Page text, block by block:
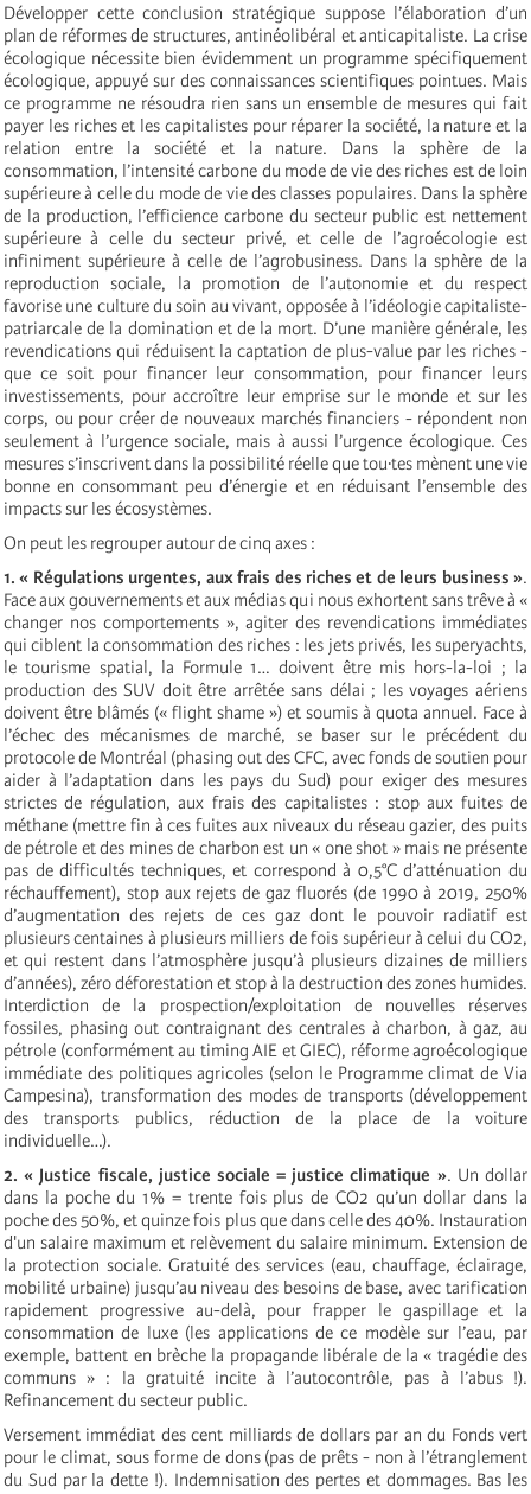
Développer cette conclusion stratégique suppose l’élaboration d’un
plan de réformes de structures, antinéolibéral et anticapitaliste. La crise
écologique nécessite bien évidemment un programme spécifiquement
écologique, appuyé sur des connaissances scientifiques pointues. Mais
ce programme ne résoudra rien sans un ensemble de mesures qui fait
payer les riches et les capitalistes pour réparer la société, la nature et la
relation entre la société et la nature. Dans la sphère de la
consommation, l’intensité carbone du mode de vie des riches est de loin
supérieure à celle du mode de vie des classes populaires. Dans la sphère
de la production, l’efficience carbone du secteur public est nettement
supérieure à celle du secteur privé, et celle de l’agroécologie est
infiniment supérieure à celle de l’agrobusiness. Dans la sphère de la
reproduction sociale, la promotion de l’autonomie et du respect
favorise une culture du soin au vivant, opposée à l’idéologie capitaliste-
patriarcale de la domination et de la mort. D’une manière générale, les
revendications qui réduisent la captation de plus-value par les riches -
que ce soit pour financer leur consommation, pour financer leurs
investissements, pour accroître leur emprise sur le monde et sur les
corps, ou pour créer de nouveaux marchés financiers - répondent non
seulement à l’urgence sociale, mais à aussi l’urgence écologique. Ces
mesures s’inscrivent dans la possibilité réelle que tou·tes mènent une vie
bonne en consommant peu d’énergie et en réduisant l’ensemble des
impacts sur les écosystèmes.
On peut les regrouper autour de cinq axes :
1. « Régulations urgentes, aux frais des riches et de leurs business ».
Face aux gouvernements et aux médias qui nous exhortent sans trêve à «
changer nos comportements », agiter des revendications immédiates
qui ciblent la consommation des riches : les jets privés, les superyachts,
le tourisme spatial, la Formule 1… doivent être mis hors-la-loi ; la
production des SUV doit être arrêtée sans délai ; les voyages aériens
doivent être blâmés (« flight shame ») et soumis à quota annuel. Face à
l’échec des mécanismes de marché, se baser sur le précédent du
protocole de Montréal (phasing out des CFC, avec fonds de soutien pour
aider à l’adaptation dans les pays du Sud) pour exiger des mesures
strictes de régulation, aux frais des capitalistes : stop aux fuites de
méthane (mettre fin à ces fuites aux niveaux du réseau gazier, des puits
de pétrole et des mines de charbon est un « one shot » mais ne présente
pas de difficultés techniques, et correspond à 0,5°C d’atténuation du
réchauffement), stop aux rejets de gaz fluorés (de 1990 à 2019, 250%
d’augmentation des rejets de ces gaz dont le pouvoir radiatif est
plusieurs centaines à plusieurs milliers de fois supérieur à celui du CO2,
et qui restent dans l’atmosphère jusqu’à plusieurs dizaines de milliers
d’années), zéro déforestation etstop à la destruction des zones humides.
Interdiction de la prospection/exploitation de nouvelles réserves
fossiles, phasing out contraignant des centrales à charbon, à gaz, au
pétrole (conformément au timing AIE et GIEC), réforme agroécologique
immédiate des politiques agricoles (selon le Programme climat de Via
Campesina), transformation des modes de transports (développement
des transports publics, réduction de la place de la voiture
individuelle…).
2. « Justice fiscale, justice sociale = justice climatique ». Un dollar
dans la poche du 1% = trente fois plus de CO2 qu’un dollar dans la
poche des 50%, et quinze fois plus que dans celle des 40%. Instauration
d'un salaire maximum et relèvement du salaire minimum. Extension de
la protection sociale. Gratuité des services (eau, chauffage, éclairage,
mobilité urbaine) jusqu’au niveau des besoins de base, avec tarification
rapidement progressive au-delà, pour frapper le gaspillage et la
consommation de luxe (les applications de ce modèle sur l’eau, par
exemple, battent en brèche la propagande libérale de la « tragédie des
communs » : la gratuité incite à l’autocontrôle, pas à l’abus !).
Refinancement du secteur public.
Versement immédiat des cent milliards de dollars par an du Fonds vert
pour le climat, sous forme de dons (pas de prêts - non à l’étranglement
du Sud par la dette !). Indemnisation des pertes et dommages. Bas les